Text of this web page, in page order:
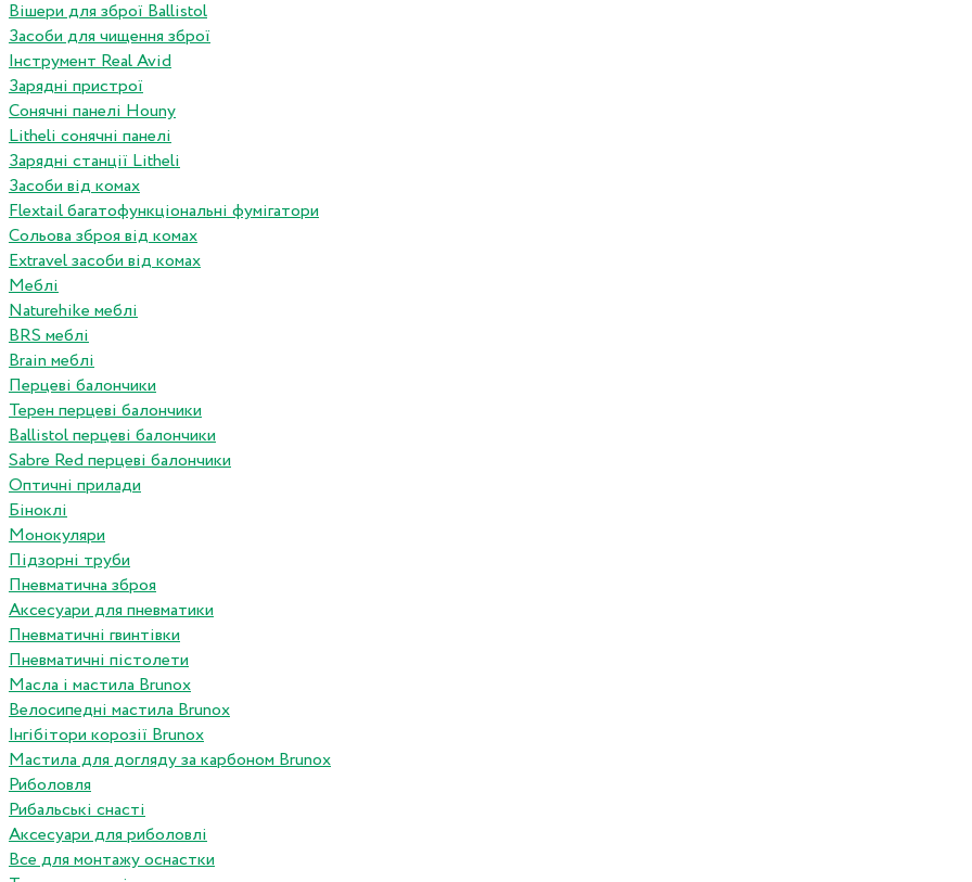
Вішери для зброї Ballistol
Засоби для чищення зброї
Інструмент Real Avid
Зарядні пристрої
Сонячні панелі Houny
Litheli сонячні панелі
Зарядні станції Litheli
Засоби від комах
Flextail багатофункціональні фумігатори
Сольова зброя від комах
Extravel засоби від комах
Меблі
Naturehike меблі
BRS меблі
Brain меблі
Перцеві балончики
Терен перцеві балончики
Ballistol перцеві балончики
Sabre Red перцеві балончики
Оптичні прилади
Біноклі
Монокуляри
Підзорні труби
Пневматична зброя
Аксесуари для пневматики
Пневматичні гвинтівки
Пневматичні пістолети
Масла і мастила Brunox
Велосипедні мастила Brunox
Інгібітори корозії Brunox
Мастила для догляду за карбоном Brunox
Риболовля
Рибальські снасті
Аксесуари для риболовлі
Все для монтажу оснастки